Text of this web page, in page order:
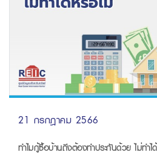
21 กรกฎาคม 2566
ทำไมกู้ซื้อบ้านถึงต้อง